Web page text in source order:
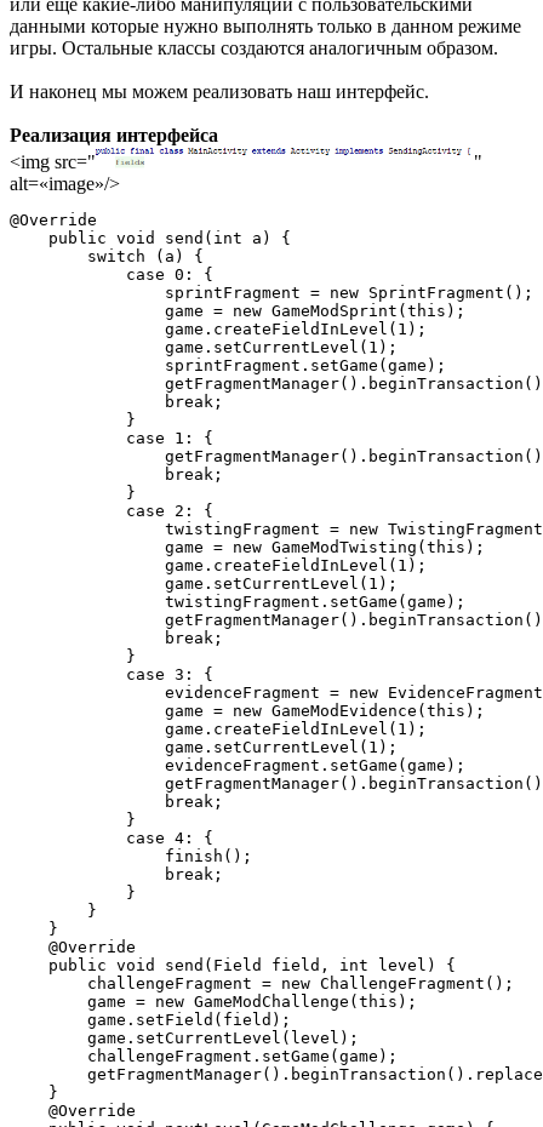
данными которые нужно выполнять только в данном режиме
игры. Остальные классы создаются аналогичным образом.
И наконец мы можем реализовать наш интерфейс.
Реализация интерфейса
<img src="
"
alt=«image»/>
@Override
    public void send(int a) {
        switch (a) {
            case 0: {
                sprintFragment = new SprintFragment();
                game = new GameModSprint(this);
                game.createFieldInLevel(1);
                game.setCurrentLevel(1);
                sprintFragment.setGame(game);
                break;
            }
            case 1: {
                break;
            }
            case 2: {
twistingFragment = new
                game = new GameModTwisting(this);
                game.createFieldInLevel(1);
                game.setCurrentLevel(1);
                twistingFragment.setGame(game);
                break;
            }
            case 3: {
evidenceFragment = new
                game = new GameModEvidence(this);
                game.createFieldInLevel(1);
                game.setCurrentLevel(1);
                evidenceFragment.setGame(game);
                break;
            }
            case 4: {
                finish();
                break;
            }
        }
    }
    @Override
    public void send(Field field, int level) {
        challengeFragment = new ChallengeFragment();
        game = new GameModChallenge(this);
        game.setField(field);
        game.setCurrentLevel(level);
        challengeFragment.setGame(game);
    }
    @Override